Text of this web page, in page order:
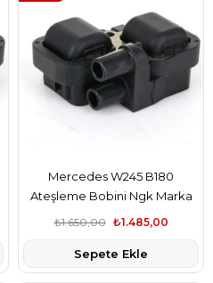
Mercedes W245 B180
Ateşleme Bobini Ngk Marka
A0001587803
₺1.485,00
₺1.650,00
Sepete Ekle